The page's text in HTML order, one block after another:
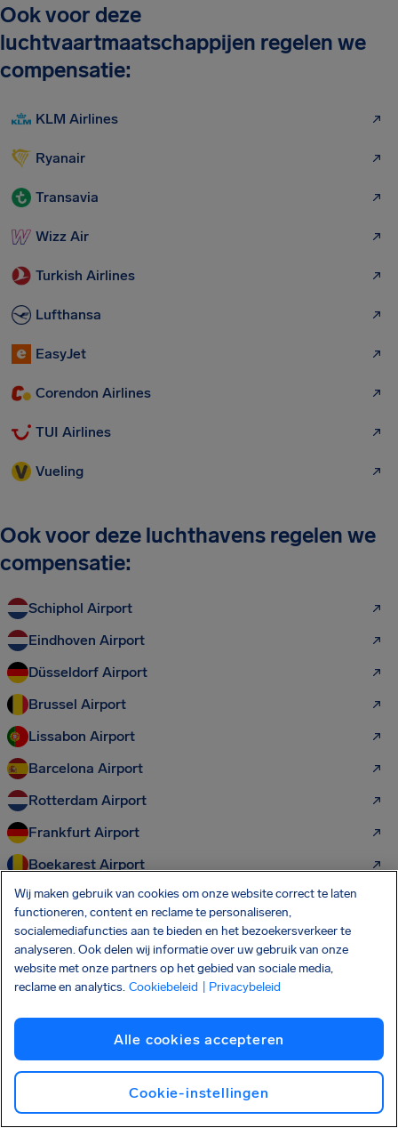
Ook voor deze
luchtvaartmaatschappijen regelen we
compensatie:
KLM Airlines
Ryanair
Transavia
Wizz Air
Turkish Airlines
Lufthansa
EasyJet
Corendon Airlines
TUI Airlines
Vueling
Ook voor deze luchthavens regelen we
compensatie:
Schiphol Airport
Eindhoven Airport
Düsseldorf Airport
Brussel Airport
Lissabon Airport
Barcelona Airport
Rotterdam Airport
Frankfurt Airport
Boekarest Airport
Wenen Airport
Ontdek ook deze passagiersrechten:
Vlucht vertraagd compensatie
Vlucht geannuleerd compensatie
Meer dan 3 uur vertraging
Wij maken gebruik van cookies om onze website correct te laten
functioneren, content en reclame te personaliseren,
socialemediafuncties aan te bieden en het bezoekersverkeer te
analyseren. Ook delen wij informatie over uw gebruik van onze
website met onze partners op het gebied van sociale media,
reclame en analytics. Cookiebeleid | Privacybeleid
Alle cookies accepteren
Cookie-instellingen